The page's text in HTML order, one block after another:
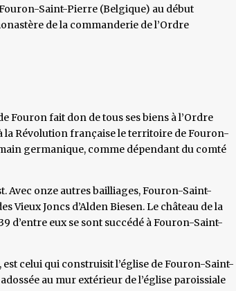
Saint-Pierre (Belgique) au début
de la commanderie de l’Ordre
Fouron fait don de tous ses biens à l’Ordre
la Révolution française le territoire de Fouron-
germanique, comme dépendant du comté
Avec onze autres bailliages, Fouron-Saint-
Joncs d’Alden Biesen. Le château de la
d’entre eux se sont succédé à Fouron-Saint-
est celui qui construisit l’église de Fouron-Saint-
au mur extérieur de l’église paroissiale